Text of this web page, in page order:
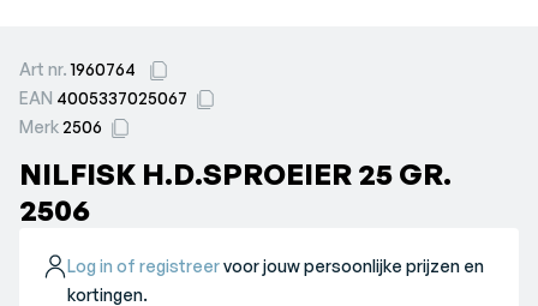
Art nr.1960764
EAN 4005337025067
Merk2506
NILFISK H.D.SPROEIER 25 GR.
2506
Log in of registreervoor jouw persoonlijke prijzen en
kortingen.